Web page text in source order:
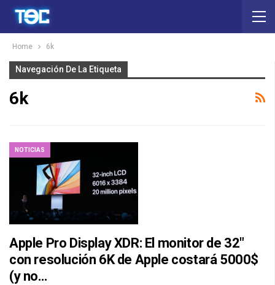
Home 6k
Navegación De La Etiqueta
6k
NOTICIAS
Apple Pro Display XDR: El monitor de 32″
con resolución 6K de Apple costará 5000$
(y no…